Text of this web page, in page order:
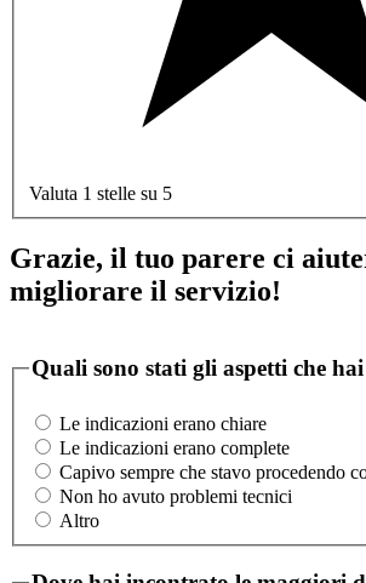
Valuta 1 stelle su 5
Grazie, il tuo parere ci
migliorare il servizio!
Quali sono stati gli aspetti che
Le indicazioni erano chiare
Le indicazioni erano complete
Capivo sempre che stavo procedendo
Non ho avuto problemi tecnici
Altro